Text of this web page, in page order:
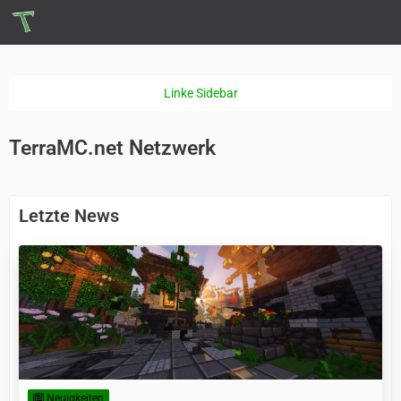
TerraMC.net Netzwerk
Letzte News